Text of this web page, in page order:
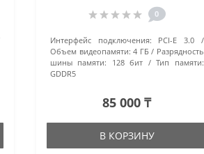
0
Интерфейс подключения:
PCI-E 3.0
Объем видеопамяти: 4 ГБ
Разрядность
шины памяти:
128 бит
Тип памяти:
GDDR5
85 000 ₸
В КОРЗИНУ